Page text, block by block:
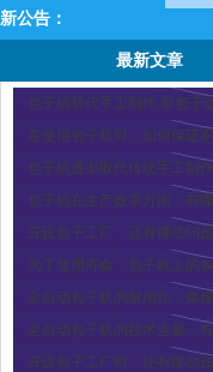
新公告：
最新文章
包子机替代手工制作,那包子
在使用包子机时，如何保证
包子机逐渐取代传统手工制
包子机在生产效率方面，有
开设包子工厂，还有哪些问
为了使用寿命，包子机上的
全自动包子机的耐用性，体
全自动包子机的技术含量，
开设包子工厂时，还有哪些